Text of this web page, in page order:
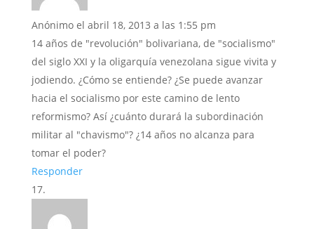
Anónimo el abril 18, 2013 a las 1:55 pm
14 años de "revolución" bolivariana, de "socialismo"
del siglo XXI y la oligarquía venezolana sigue vivita y
jodiendo. ¿Cómo se entiende? ¿Se puede avanzar
hacia el socialismo por este camino de lento
reformismo? Así ¿cuánto durará la subordinación
militar al "chavismo"? ¿14 años no alcanza para
tomar el poder?
Responder